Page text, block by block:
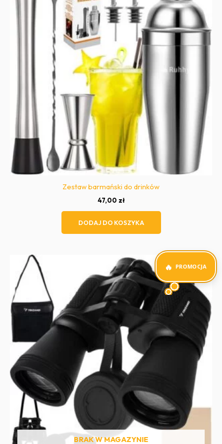
Zestaw barmański do drinków
47,00 zł
DODAJ DO KOSZYKA
PROMOCJA
BRAK W MAGAZYNIE